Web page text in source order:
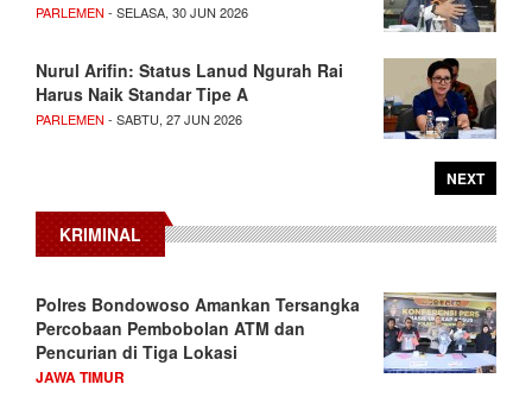
PARLEMEN - SELASA, 30 JUN 2026
Nurul Arifin: Status Lanud Ngurah Rai
Harus Naik Standar Tipe A
PARLEMEN - SABTU, 27 JUN 2026
NEXT
KRIMINAL
Polres Bondowoso Amankan Tersangka
Percobaan Pembobolan ATM dan
Pencurian di Tiga Lokasi
JAWA TIMUR